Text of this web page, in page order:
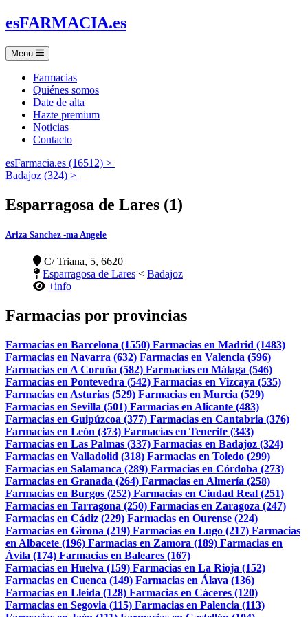
esFARMACIA.es
Menu
Farmacias
Quiénes somos
Date de alta
Hazte premium
Noticias
Contacto
esFarmacia.es (16512) >
Badajoz (324) >
Esparragosa de Lares (1)
Ariza Sanchez -ma Angele
C/ Triana, 5, 6620
Esparragosa de Lares < Badajoz
+info
Farmacias por provincias
Farmacias en Barcelona (1550) Farmacias en Madrid (1483)
Farmacias en Navarra (632) Farmacias en Valencia (596)
Farmacias en A Coruña (582) Farmacias en Málaga (546)
Farmacias en Pontevedra (542) Farmacias en Vizcaya (535)
Farmacias en Asturias (529) Farmacias en Murcia (529)
Farmacias en Sevilla (501) Farmacias en Alicante (483)
Farmacias en Guipúzcoa (377) Farmacias en Cantabria (376)
Farmacias en León (373) Farmacias en Tenerife (343)
Farmacias en Las Palmas (337) Farmacias en Badajoz (324)
Farmacias en Valladolid (318) Farmacias en Toledo (299)
Farmacias en Salamanca (289) Farmacias en Córdoba (273)
Farmacias en Granada (264) Farmacias en Almería (258)
Farmacias en Burgos (252) Farmacias en Ciudad Real (251)
Farmacias en Tarragona (250) Farmacias en Zaragoza (247)
Farmacias en Cádiz (229) Farmacias en Ourense (224)
Farmacias en Girona (219) Farmacias en Lugo (217) Farmacias
en Albacete (196) Farmacias en Zamora (189) Farmacias en
Ávila (174) Farmacias en Baleares (167)
Farmacias en Huelva (159) Farmacias en La Rioja (152)
Farmacias en Cuenca (149) Farmacias en Álava (136)
Farmacias en Lleida (128) Farmacias en Cáceres (120)
Farmacias en Segovia (115) Farmacias en Palencia (113)